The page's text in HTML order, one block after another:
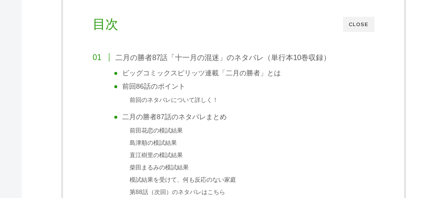
CLOSE
目次
二月の勝者87話「十一月の混迷」のネタバレ（単行本10巻収録）
ビッグコミックスピリッツ連載「二月の勝者」とは
前回86話のポイント
前回のネタバレについて詳しく！
二月の勝者87話のネタバレまとめ
前田花恋の模試結果
島津順の模試結果
直江樹里の模試結果
柴田まるみの模試結果
模試結果を受けて、何も反応のない家庭
第88話（次回）のネタバレはこちら